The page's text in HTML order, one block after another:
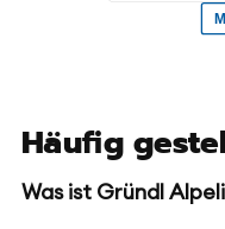
Häufig
Was ist Gründl